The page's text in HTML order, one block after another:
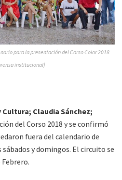
para la presentación del Corso Color 2018
institucional)
Claudia Sánchez;
del Corso 2018 y se confirmó
fuera del calendario de
y domingos. El circuito se